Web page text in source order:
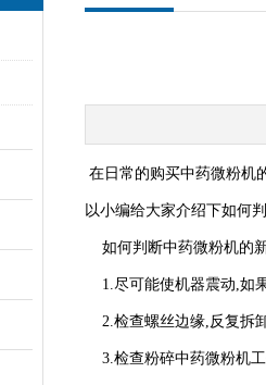
在日常的购买中药微粉机
以小编给大家介绍下如何
如何判断中药微粉机的
1.尽可能使机器震动,如
2.检查螺丝边缘,反复拆
3.检查粉碎中药微粉机